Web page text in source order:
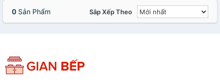
0 Sản Phẩm Sắp Xếp Theo